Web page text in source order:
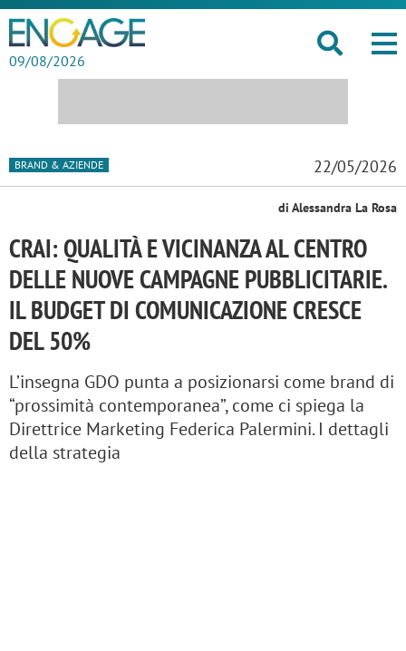
09/08/2026
BRAND & AZIENDE 22/05/2026
di Alessandra La Rosa
CRAI: QUALITÀ E VICINANZA AL CENTRO
DELLE NUOVE CAMPAGNE PUBBLICITARIE.
IL BUDGET DI COMUNICAZIONE CRESCE
DEL 50%
L’insegna GDO punta a posizionarsi come brand di
“prossimità contemporanea”, come ci spiega la
Direttrice Marketing Federica Palermini. I dettagli
della strategia